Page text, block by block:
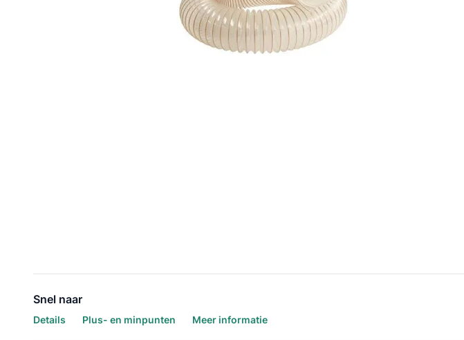
Snel naar
Details Plus- en minpunten Meer informatie